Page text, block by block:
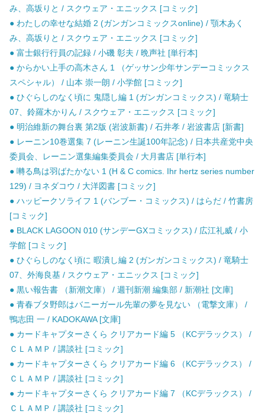
み、高坂りと / スクウェア・エニックス [コミック]
● わたしの幸せな結婚 2 (ガンガンコミックスonline) / 顎木あく
み、高坂りと / スクウェア・エニックス [コミック]
● 富士銀行行員の記録 / 小磯 彰夫 / 晩声社 [単行本]
● からかい上手の高木さん 1 （ゲッサン少年サンデーコミックス
スペシャル） / 山本 崇一朗 / 小学館 [コミック]
● ひぐらしのなく頃に 鬼隠し編 1 (ガンガンコミックス) / 竜騎士
07、鈴羅木かりん / スクウェア・エニックス [コミック]
● 明治維新の舞台裏 第2版 (岩波新書) / 石井孝 / 岩波書店 [新書]
● レーニン10巻選集 7 (レーニン生誕100年記念) / 日本共産党中央
委員会、レーニン選集編集委員会 / 大月書店 [単行本]
● 囀る鳥は羽ばたかない 1 (H & C comics. Ihr hertz series number
129) / ヨネダコウ / 大洋図書 [コミック]
● ハッピークソライフ 1 (バンブー・コミックス) / はらだ / 竹書房
[コミック]
● BLACK LAGOON 010 (サンデーGXコミックス) / 広江礼威 / 小
学館 [コミック]
● ひぐらしのなく頃に 暇潰し編 2 (ガンガンコミックス) / 竜騎士
07、外海良基 / スクウェア・エニックス [コミック]
● 黒い報告書 （新潮文庫） / 週刊新潮 編集部 / 新潮社 [文庫]
● 青春ブタ野郎はバニーガール先輩の夢を見ない （電撃文庫） /
鴨志田 一 / KADOKAWA [文庫]
● カードキャプターさくら クリアカード編 5 （KCデラックス） /
ＣＬＡＭＰ / 講談社 [コミック]
● カードキャプターさくら クリアカード編 6 （KCデラックス） /
ＣＬＡＭＰ / 講談社 [コミック]
● カードキャプターさくら クリアカード編 7 （KCデラックス） /
ＣＬＡＭＰ / 講談社 [コミック]